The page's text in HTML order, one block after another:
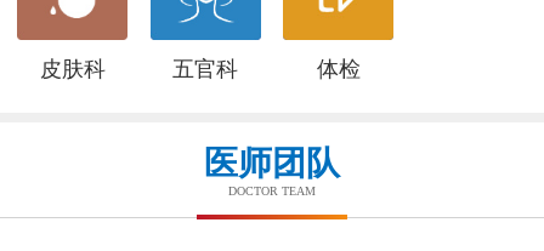
皮肤科 五官科 体检
医师团队
DOCTOR TEAM